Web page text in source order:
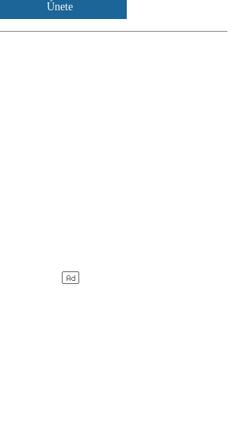
Únete